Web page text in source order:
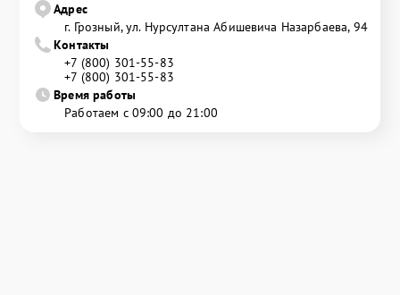
Адрес
г. Грозный, ул. Нурсултана Абишевича Назарбаева, 94
Контакты
+7 (800) 301-55-83
+7 (800) 301-55-83
Время работы
Работаем с 09:00 до 21:00